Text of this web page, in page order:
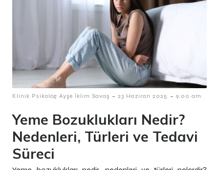
Klinik Psikolog Ayşe İklim Savaş - 23 Haziran 2025 - 9:00 am
Yeme Bozuklukları Nedir?
Nedenleri, Türleri ve Tedavi
Süreci